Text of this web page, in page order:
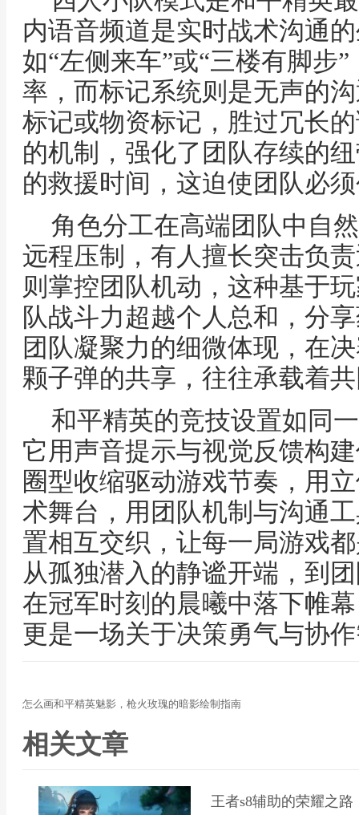
内语音频道是实时战术沟通
如“左侧来车”或“三楼有脚步
率，而标记系统则是无声的
标记或物资标记，胜过冗长
的机制，强化了团队存续的
的救援时间，这迫使团队必
角色分工在高端团队中自
远程压制，有人擅长突击负
则掌控团队机动，这种基于
队战斗力超越个人总和，分
团队凝聚力的细微体现，在
颗子弹的共享，往往承载着
和平精英的竞技设置如同
它用声音提示与视觉反馈构
圈型收缩驱动游戏节奏，用
术舞台，用团队机制与沟通
置相互交织，让每一局游戏
从孤独潜入的静谧开端，到
在冠军时刻的晨曦中落下帷
更是一场关于决策勇气与协
怎么画和平精英魅影，枪火玫瑰的暗影绘制指南
相关文章
王者s8辅助的荣耀之